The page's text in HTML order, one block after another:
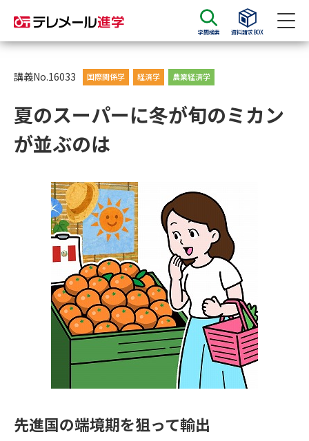
学問検索 資料請求BOX
資料請求 資料検索
大学・短大の資料種類から請求
総合型選抜・学校推薦型選抜 募
集要項＆願書
大学入学共通テスト利用選抜の
募集要項＆願書
過去問題集
大学・短大以外の資料から請求
専門学校の資料請求 大学院の資料請求
留学・進学関連、塾・予備校
大学入学共通テスト「受験案
内」の請求
配慮案内」の請求
高等学校卒業程度認定試験
幼稚園教員資格認定試験 小学校教員資格認定試験
講義No.16033 国際関係学 経済学 農業経済学
夏のスーパーに冬が旬のミカン
が並ぶのは
先進国の端境期を狙って輸出